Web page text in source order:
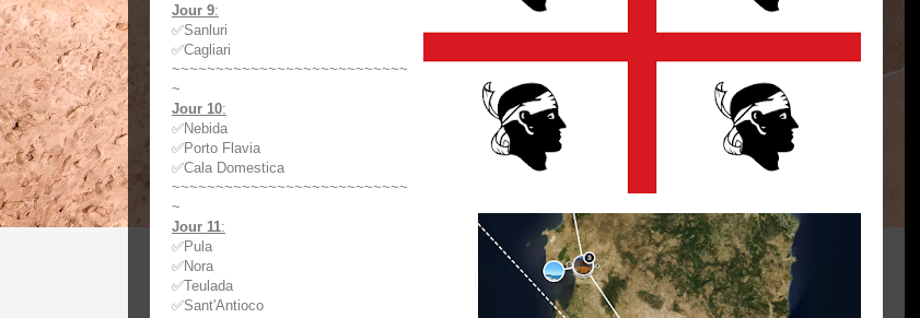
Jour 9:
✅Sanluri
✅Cagliari
~~~~~~~~~~~~~~~~~~~~~~~~~~~
~
Jour 10:
✅Nebida
✅Porto Flavia
✅Cala Domestica
~~~~~~~~~~~~~~~~~~~~~~~~~~~
~
Jour 11:
✅Pula
✅Nora
✅Teulada
✅Sant'Antioco